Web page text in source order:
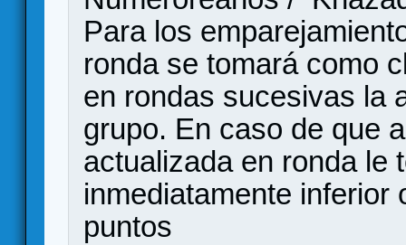
Para los
ronda se tomará como
en rondas sucesivas la
grupo. En caso de que
actualizada en ronda le
inmediatamente inferior
puntos